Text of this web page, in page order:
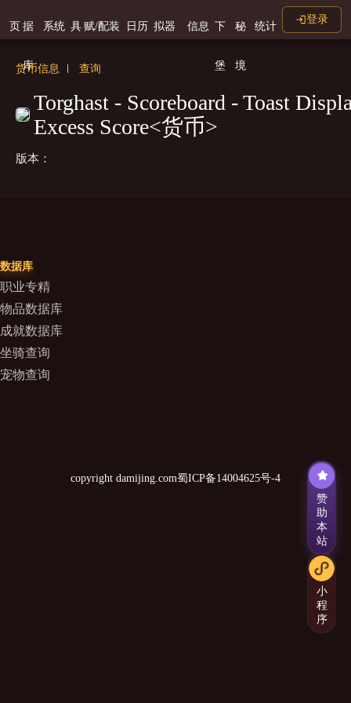
页 据
库
系统 具 赋/配装 日历 拟器 信息 下
堡
秘
境
统计
登录
货币信息 查询
Torghast - Scoreboard - Toast
Excess Score<货币>
版本：
数据库
职业专精
物品数据库
成就数据库
坐骑查询
宠物查询
copyright damijing.com蜀ICP备14004625号-4
赞
助
本
站
小
程
序